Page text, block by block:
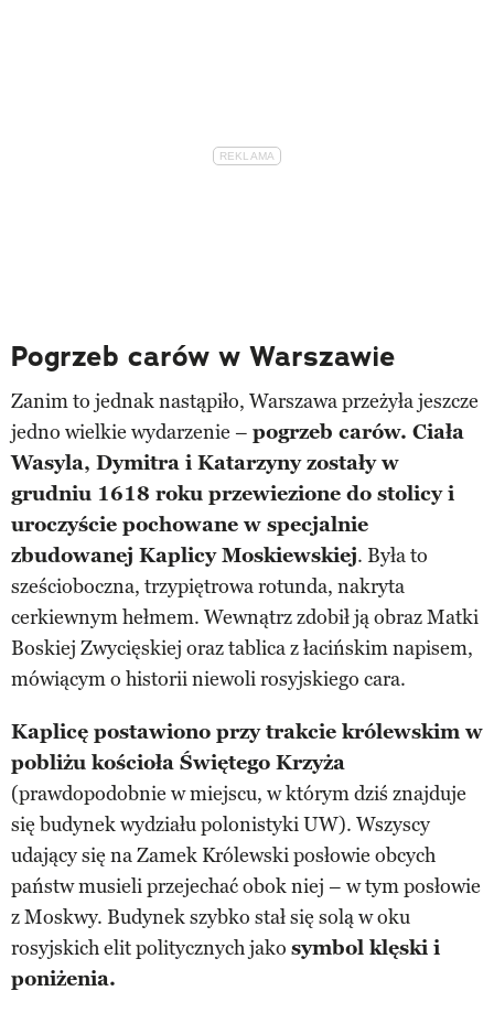
Pogrzeb carów w Warszawie
Zanim to jednak nastąpiło, Warszawa przeżyła jeszcze
jedno wielkie wydarzenie – pogrzeb carów. Ciała
Wasyla, Dymitra i Katarzyny zostały w
grudniu 1618 roku przewiezione do stolicy i
uroczyście pochowane w specjalnie
zbudowanej Kaplicy Moskiewskiej. Była to
sześcioboczna, trzypiętrowa rotunda, nakryta
cerkiewnym hełmem. Wewnątrz zdobił ją obraz Matki
Boskiej Zwycięskiej oraz tablica z łacińskim napisem,
mówiącym o historii niewoli rosyjskiego cara.
Kaplicę postawiono przy trakcie królewskim w
pobliżu kościoła Świętego Krzyża
(prawdopodobnie w miejscu, w którym dziś znajduje
się budynek wydziału polonistyki UW). Wszyscy
udający się na Zamek Królewski posłowie obcych
państw musieli przejechać obok niej – w tym posłowie
z Moskwy. Budynek szybko stał się solą w oku
rosyjskich elit politycznych jako symbol klęski i
poniżenia.